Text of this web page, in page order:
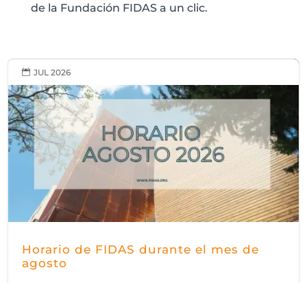
de la Fundación FIDAS a un clic.
Horario de FIDAS durante el mes de
agosto
 JUL 2026